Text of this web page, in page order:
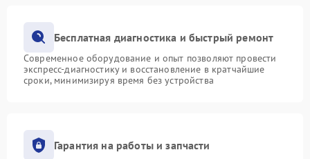
Бесплатная диагностика и быстрый ремонт
Современное оборудование и опыт позволяют провести
экспресс-диагностику и восстановление в кратчайшие
сроки, минимизируя время без устройства
Гарантия на работы и запчасти